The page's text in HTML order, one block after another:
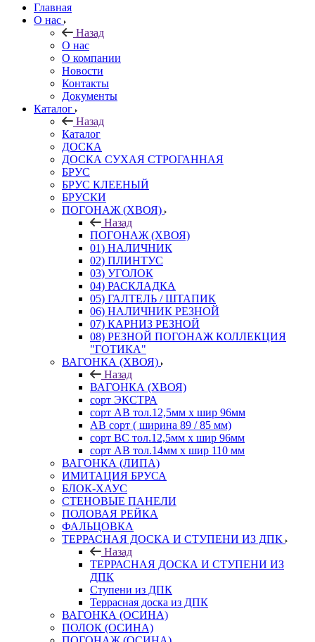
Главная
О нас
Назад
О нас
О компании
Новости
Контакты
Документы
Каталог
Назад
Каталог
ДОСКА
ДОСКА СУХАЯ СТРОГАННАЯ
БРУС
БРУС КЛЕЕНЫЙ
БРУСКИ
ПОГОНАЖ (ХВОЯ)
Назад
ПОГОНАЖ (ХВОЯ)
01) НАЛИЧНИК
02) ПЛИНТУС
03) УГОЛОК
04) РАСКЛАДКА
05) ГАЛТЕЛЬ / ШТАПИК
06) НАЛИЧНИК РЕЗНОЙ
07) КАРНИЗ РЕЗНОЙ
08) РЕЗНОЙ ПОГОНАЖ КОЛЛЕКЦИЯ
"ГОТИКА"
ВАГОНКА (ХВОЯ)
Назад
ВАГОНКА (ХВОЯ)
сорт ЭКСТРА
сорт АВ тол.12,5мм х шир 96мм
АВ сорт ( ширина 89 / 85 мм)
сорт ВС тол.12,5мм х шир 96мм
сорт АВ тол.14мм х шир 110 мм
ВАГОНКА (ЛИПА)
ИМИТАЦИЯ БРУСА
БЛОК-ХАУС
СТЕНОВЫЕ ПАНЕЛИ
ПОЛОВАЯ РЕЙКА
ФАЛЬЦОВКА
ТЕРРАСНАЯ ДОСКА И СТУПЕНИ ИЗ ДПК
Назад
ТЕРРАСНАЯ ДОСКА И СТУПЕНИ ИЗ
ДПК
Ступени из ДПК
Террасная доска из ДПК
ВАГОНКА (ОСИНА)
ПОЛОК (ОСИНА)